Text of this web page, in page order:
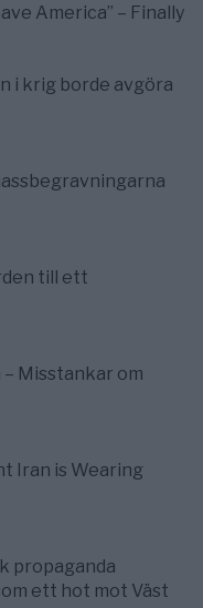
America” – Finally
i krig borde avgöra
till ett
Misstankar om
Iran is Wearing
propaganda
ett hot mot Väst